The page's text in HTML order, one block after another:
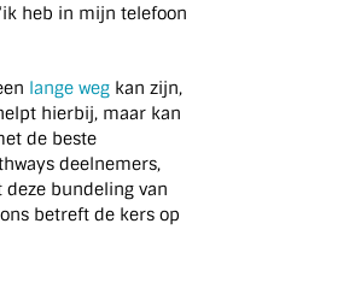
heb in mijn telefoon
lange weg kan zijn,
hierbij, maar kan
de beste
deelnemers,
deze bundeling van
betreft de kers op